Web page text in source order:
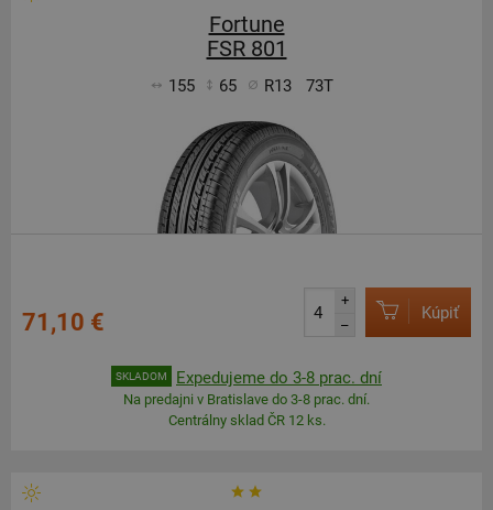
Fortune
FSR 801
155 65 R13 73T
71,10 €
+
–
Kúpiť
SKLADOM Expedujeme do 3-8 prac. dní
Na predajni v Bratislave do 3-8 prac. dní.
Centrálny sklad ČR 12 ks.